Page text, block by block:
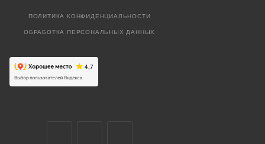
ПОЛИТИКА КОНФИДЕНЦИАЛЬНОСТИ
ОБРАБОТКА ПЕРСОНАЛЬНЫХ ДАННЫХ